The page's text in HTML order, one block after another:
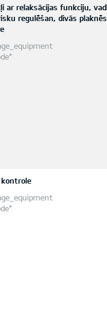
ar relaksācijas funkciju,
regulēšan, divās